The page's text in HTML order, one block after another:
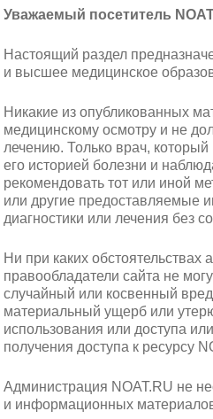
Уважаемый посетитель
Настоящий раздел
и высшее медицинское
Никакие из опубликованных
медицинскому осмотру и не
лечению. Только врач,
его историей болезни и
рекомендовать тот или иной
или другие предоставляемые
диагностики или лечения без
Ни при каких обстоятельствах
правообладатели сайта не
случайный или косвенный
материальный ущерб или
использования или доступа
получения доступа к ресурсу
Администрация NOAT.RU не
и информационных